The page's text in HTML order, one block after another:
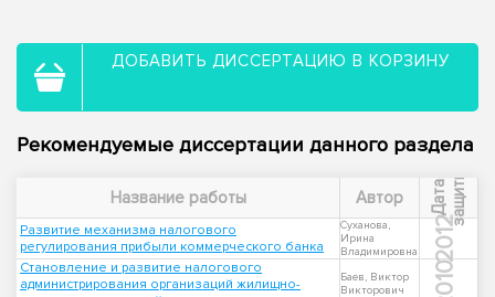
ДОБАВИТЬ ДИССЕРТАЦИЮ В КОРЗИНУ
Рекомендуемые диссертации данного раздела
Название работы Автор Д
а
т
а
з
а
щ
и
т ы
Развитие механизма налогового
регулирования прибыли коммерческого банка
Суханова,
Ирина
Владимировна
2012
Становление и развитие налогового
администрирования организаций жилищно-
Баев, Виктор
Викторович
2010